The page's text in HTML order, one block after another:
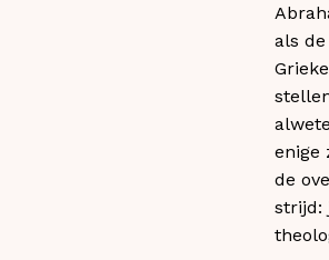
als
enige
de
strijd: